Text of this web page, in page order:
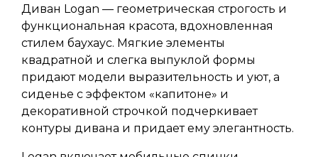
Диван Logan — геометрическая строгость и
функциональная красота, вдохновленная
стилем баухаус. Мягкие элементы
квадратной и слегка выпуклой формы
придают модели выразительность и уют, а
сиденье с эффектом «капитоне» и
декоративной строчкой подчеркивает
контуры дивана и придает ему элегантность.